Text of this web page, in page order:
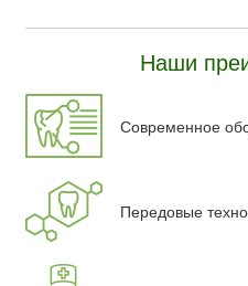
Наши
Современное
Передовые